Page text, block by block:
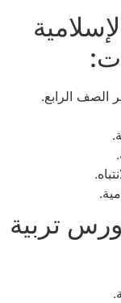
الصف الرابع.
تربية